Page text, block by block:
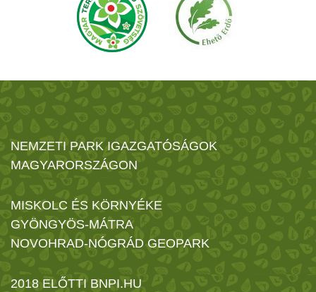
NEMZETI PARK IGAZGATÓSÁGOK
MAGYARORSZÁGON
MISKOLC ÉS KÖRNYÉKE
GYÖNGYÖS-MÁTRA
NOVOHRAD-NÓGRÁD GEOPARK
2018 ELŐTTI BNPI.HU